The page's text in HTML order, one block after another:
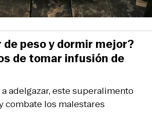
adelgazar, este superalimento
combate los malestares
peso y dormir mejor?
de tomar infusión de